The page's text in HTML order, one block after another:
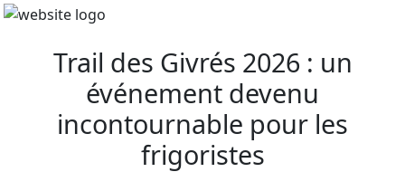
Trail des Givrés 2026 : un
événement devenu
incontournable pour les
frigoristes